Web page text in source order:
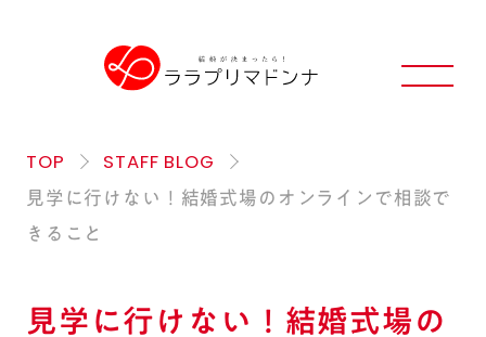
TOP STAFF BLOG
見学に行けない！結婚式場のオンラインで相談で
きること
見学に行けない！結婚式場の